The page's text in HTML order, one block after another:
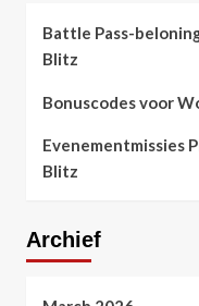
Battle Pass-
Blitz
Bonuscodes voor
Evenementmissies
Blitz
Archief